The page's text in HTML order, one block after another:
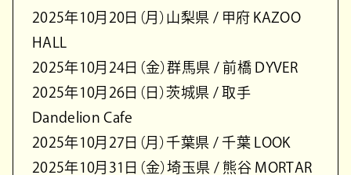
2025年10月20日（月）山梨県 / 甲府 KAZOO
HALL
2025年10月24日（金）群馬県 / 前橋 DYVER
2025年10月26日（日）茨城県 / 取手
Dandelion Cafe
2025年10月27日（月）千葉県 / 千葉 LOOK
2025年10月31日（金）埼玉県 / 熊谷 MORTAR